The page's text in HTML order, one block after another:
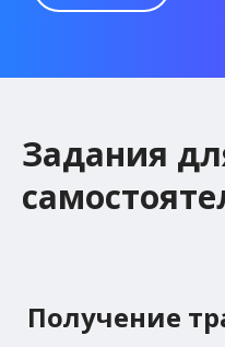
Задания
Получение